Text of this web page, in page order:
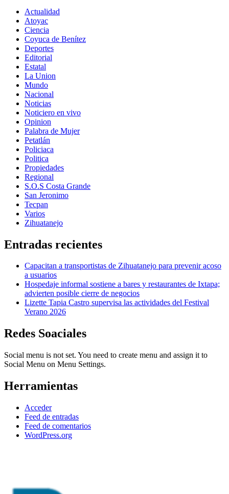
Actualidad
Atoyac
Ciencia
Coyuca de Benítez
Deportes
Editorial
Estatal
La Union
Mundo
Nacional
Noticias
Noticiero en vivo
Opinion
Palabra de Mujer
Petatlán
Policiaca
Politica
Propiedades
Regional
S.O.S Costa Grande
San Jeronimo
Tecpan
Varios
Zihuatanejo
Entradas recientes
Capacitan a transportistas de Zihuatanejo para prevenir acoso
a usuarios
Hospedaje informal sostiene a bares y restaurantes de Ixtapa;
advierten posible cierre de negocios
Lizette Tapia Castro supervisa las actividades del Festival
Verano 2026
Redes Soaciales
Social menu is not set. You need to create menu and assign it to
Social Menu on Menu Settings.
Herramientas
Acceder
Feed de entradas
Feed de comentarios
WordPress.org